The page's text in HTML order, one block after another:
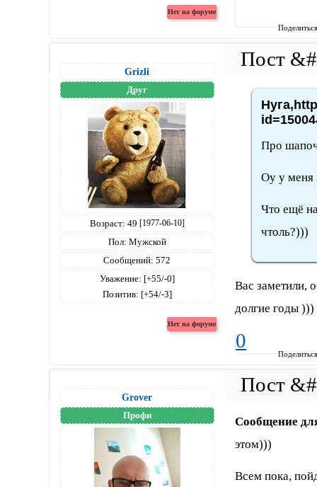
Grizli
Друг
Возраст: 49 [1977-06-10]
Пол: Мужской
Сообщений: 572
Уважение: [+55/-0]
Позитив: [+54/-3]
Про
Оу у меня
Что ещё
чтоль?)))
Вас заметили,
долгие годы )))
0
Grover
Профи
Сообщение
этом)))
Всем пока,